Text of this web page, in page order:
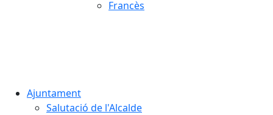
Francès
Ajuntament
Salutació de l'Alcalde